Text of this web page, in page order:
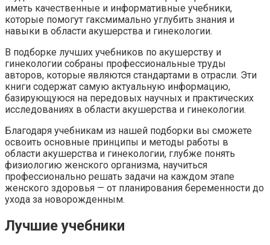
иметь качественные и информативные учебники,
которые помогут гаксмимально углубить знания и
навыки в области акушерства и гинекологии.
В подборке лучших учебников по акушерству и
гинекологии собраны профессиональные труды
авторов, которые являются стандартами в отрасли. Эти
книги содержат самую актуальную информацию,
базирующуюся на передовых научных и практических
исследованиях в области акушерства и гинекологии.
Благодаря учебникам из нашей подборки вы сможете
освоить основные принципы и методы работы в
области акушерства и гинекологии, глубже понять
физиологию женского организма, научиться
профессионально решать задачи на каждом этапе
женского здоровья — от планирования беременности до
ухода за новорожденным.
Лучшие учебники